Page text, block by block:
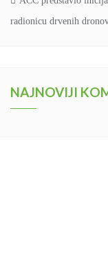
radionicu drvenih
NAJNOVIJI